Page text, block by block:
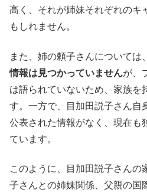
高く、それが姉妹それぞれのキ
もしれません。
また、姉の頼子さんについては
情報は見つかっていませんが、
は語られていないため、家族を
す。一方で、目加田説子さん自
公表された情報がなく、現在も
ています。
このように、目加田説子さんの
子さんとの姉妹関係、父親の国